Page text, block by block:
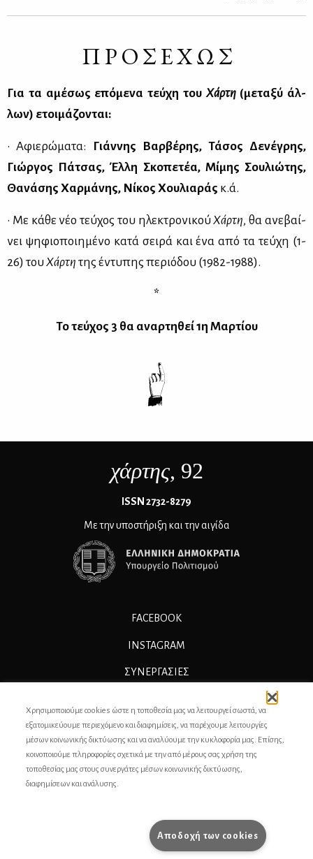
Π Ρ Ο Σ Ε Χ Ω Σ
Για τα αμέ­σως επό­με­να τεύ­χη τουΧάρ­τη(με­τα­ξύ άλ­
λων) ετοι­μά­ζο­νται:
• Αφιε­ρώ­μα­τα:
Γιάν­νης Βαρ­βέ­ρης, Τά­σος Δε­νέ­γρης,
Γιώρ­γος Πά­τσας, Έλ­λη Σκο­πε­τέα, Μί­μης Σου­λιώ­της,
Θα­νά­σης Χαρ­μά­νης, Νί­κος Χου­λια­ράς κ.ά.
• Με κά­θε νέο τεύ­χος του ηλε­κτρο­νι­κούΧάρ­τη, θα ανε­βαί­
νει ψη­φιο­ποι­η­μέ­νο κα­τά σει­ρά και ένα από τα τεύ­χη (1-
26) τουΧάρ­τη της έντυ­πης πε­ριό­δου (1982-1988).
*
Το τεύ­χος 3 θα αναρ­τη­θεί 1η Mαρ­τί­ου
χάρτης, 92
ΙSSN 2732-8279
Με την υποστήριξη και την αιγίδα
FACEBOOK
INSTAGRAM
ΣΥΝΕΡΓΑΣΊΕΣ
ΕΠΙΚΟΙΝΩΝΙΑ
ΣΥΝΤΕΛΕΣΤΕΣ
ΟΡΟΙ ΧΡΗΣΗΣ
Χρησιμοποιούμε cookies ώστε η τοποθεσία μας να λειτουργεί σωστά, να
εξατομικεύουμε περιεχόμενο και διαφημίσεις, να παρέχουμε λειτουργίες
μέσων κοινωνικής δικτύωσης και να αναλύουμε την κυκλοφορία μας. Επίσης,
κοινοποιούμε πληροφορίες σχετικά με την από μέρους σας χρήση της
τοποθεσίας μας στους συνεργάτες μέσων κοινωνικής δικτύωσης,
διαφημίσεων και ανάλυσης.
Αποδοχή των cookies